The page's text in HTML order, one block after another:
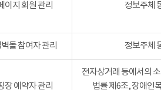
이지 회원 관리 정보주체
돌 참여자 관리 정보주체
장 예약자 관리
전자상거래 등에서의
법률 제6조, 장애인